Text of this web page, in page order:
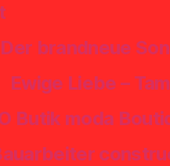
brandneue
Ewige Liebe –
Butik moda